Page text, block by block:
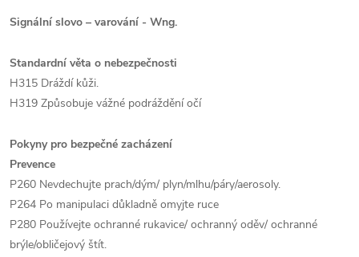
Signální slovo – varování - Wng.
Standardní věta o nebezpečnosti
H315 Dráždí kůži.
H319 Způsobuje vážné podráždění očí
Pokyny pro bezpečné zacházení
Prevence
P260 Nevdechujte prach/dým/ plyn/mlhu/páry/aerosoly.
P264 Po manipulaci důkladně omyjte ruce
P280 Používejte ochranné rukavice/ ochranný oděv/ ochranné
brýle/obličejový štít.